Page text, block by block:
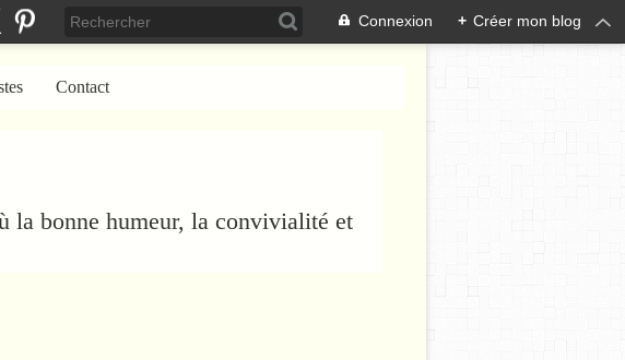
Connexion + Créer mon blog
la bonne humeur, la convivialité et
Contact